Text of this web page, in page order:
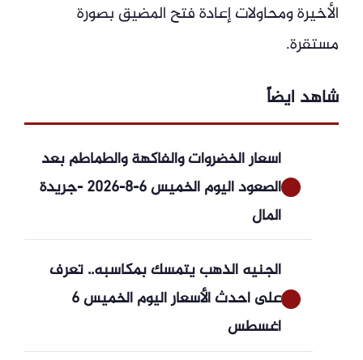
الأخيرة ومحاولات إعادة فتح المضيق بصورة
مستقرة.
شاهد ايضاً
أسعار الخضروات والفاكهة والطماطم بعد
الصعود اليوم الخميس 6-8-2026 -جريدة
المال
الجنيه الذهب يتمسك بمكاسبه.. تعرف
على أحدث الأسعار اليوم الخميس 6
أغسطس